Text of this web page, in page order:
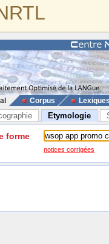
Corpus
Etymologie
forme
notices corrigées